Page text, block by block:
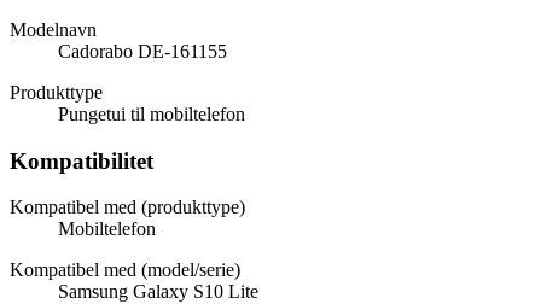
Modelnavn
Cadorabo DE-161155
Produkttype
Pungetui til mobiltelefon
Kompatibilitet
Kompatibel med (produkttype)
Mobiltelefon
Kompatibel med (model/serie)
Samsung Galaxy S10 Lite